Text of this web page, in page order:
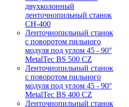
двухколонный
ленточнопильный станок
CH-400
Ленточнопильный станок
c поворотом пильного
модуля под углом 45 - 90°
MetalTec BS 500 CZ
Ленточнопильный станок
c поворотом пильного
модуля под углом 45 - 90°
MetalTec BS 400 CZ
Ленточнопильный станок